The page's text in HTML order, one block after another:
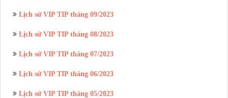
Lịch sử VIP TIP tháng 09/2023
Lịch sử VIP TIP tháng 08/2023
Lịch sử VIP TIP tháng 07/2023
Lịch sử VIP TIP tháng 06/2023
Lịch sử VIP TIP tháng 05/2023